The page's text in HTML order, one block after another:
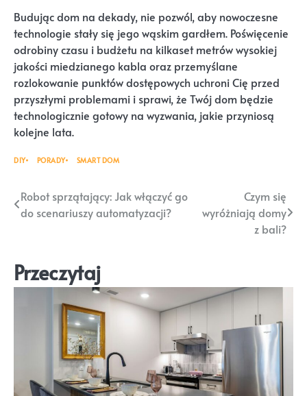
Budując dom na dekady, nie pozwól, aby nowoczesne
technologie stały się jego wąskim gardłem. Poświęcenie
odrobiny czasu i budżetu na kilkaset metrów wysokiej
jakości miedzianego kabla oraz przemyślane
rozlokowanie punktów dostępowych uchroni Cię przed
przyszłymi problemami i sprawi, że Twój dom będzie
technologicznie gotowy na wyzwania, jakie przyniosą
kolejne lata.
DIY PORADY SMART DOM
Nawigacja
wpisu
Robot sprzątający: Jak włączyć go
do scenariuszy automatyzacji?
Czym się
wyróżniają domy
z bali?
Przeczytaj